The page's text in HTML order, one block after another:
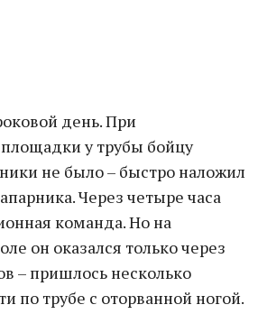
день. При
у трубы бойцу
не было – быстро наложил
Через четыре часа
команда. Но на
он оказался только через
– пришлось несколько
по трубе с оторванной ногой.